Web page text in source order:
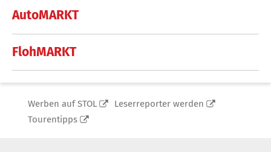
AutoMARKT
FlohMARKT
Werben auf STOL
Leserreporter werden
Tourentipps